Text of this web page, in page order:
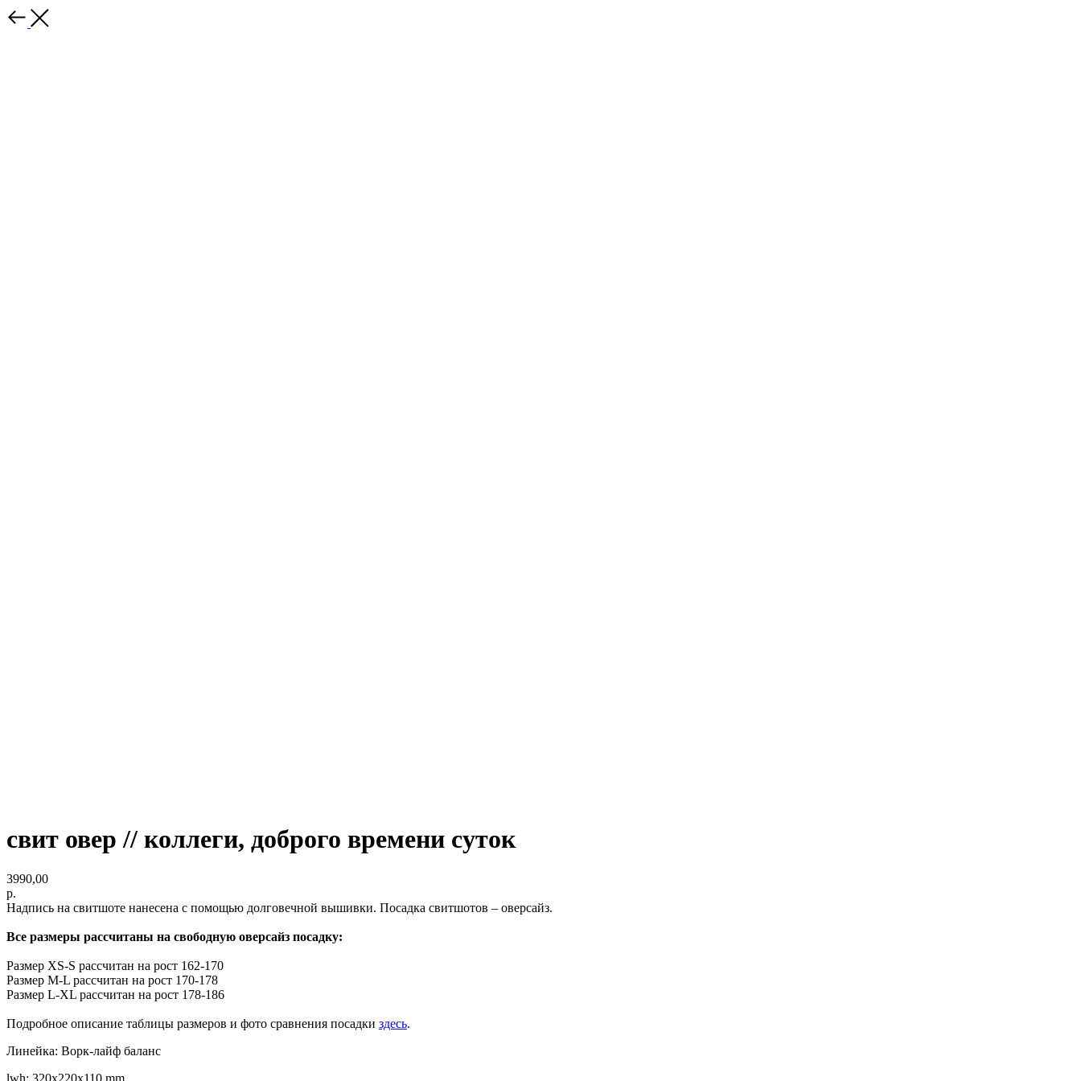
свит овер // коллеги, доброго времени суток
3990,00
р.
Надпись на свитшоте нанесена с помощью долговечной вышивки. Посадка свитшотов – оверсайз.
Все размеры рассчитаны на свободную оверсайз посадку:
Размер XS-S рассчитан на рост 162-170
Размер M-L рассчитан на рост 170-178
Размер L-XL рассчитан на рост 178-186
Подробное описание таблицы размеров и фото сравнения посадки здесь.
Линейка: Ворк-лайф баланс
lwh: 320x220x110 mm